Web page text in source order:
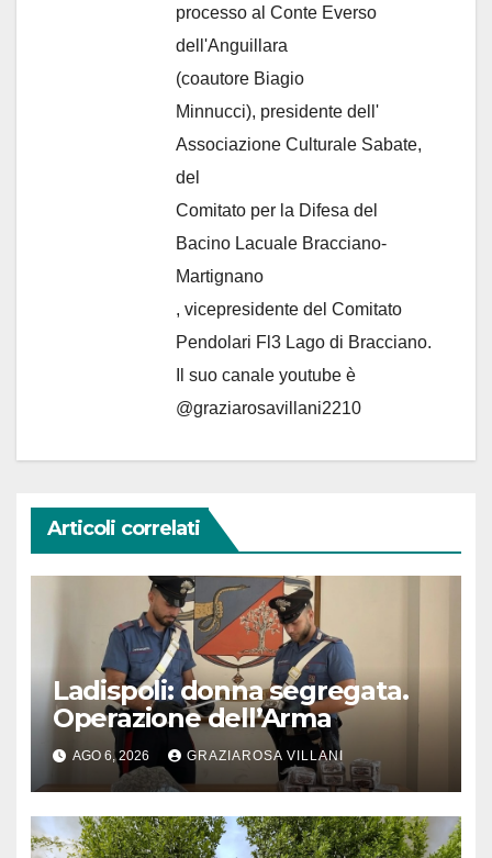
processo al Conte Everso
dell'Anguillara
(coautore Biagio
Minnucci), presidente dell'
Associazione Culturale Sabate,
del
Comitato per la Difesa del
Bacino Lacuale Bracciano-
Martignano
, vicepresidente del Comitato
Pendolari Fl3 Lago di Bracciano.
Il suo canale youtube è
@graziarosavillani2210
Articoli correlati
Ladispoli: donna segregata.
Operazione dell’Arma
AGO 6, 2026 GRAZIAROSA VILLANI